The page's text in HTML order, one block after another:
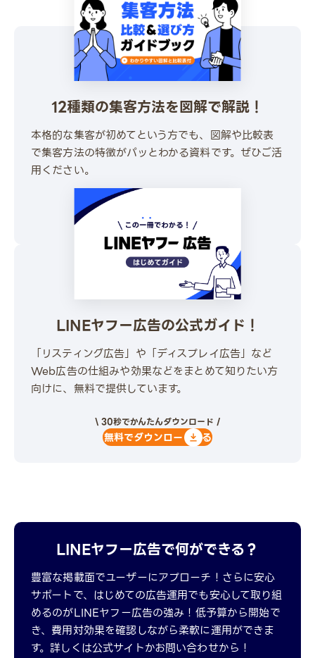
12種類の集客方法を図解で解説！
本格的な集客が初めてという方でも、図解や比較表
で集客方法の特徴がパッとわかる資料です。ぜひご活
用ください。
\ 30秒でかんたんダウンロード /
無料でダウンロードする
LINEヤフー広告の公式ガイド！
「リスティング広告」や「ディスプレイ広告」など
Web広告の仕組みや効果などをまとめて知りたい方
向けに、無料で提供しています。
\ 30秒でかんたんダウンロード /
無料でダウンロードする
LINEヤフー広告で何ができる？
豊富な掲載面でユーザーにアプローチ！さらに安心
サポートで、はじめての広告運用でも安心して取り組
めるのがLINEヤフー広告の強み！低予算から開始で
き、費用対効果を確認しながら柔軟に運用ができま
す。詳しくは公式サイトかお問い合わせから！